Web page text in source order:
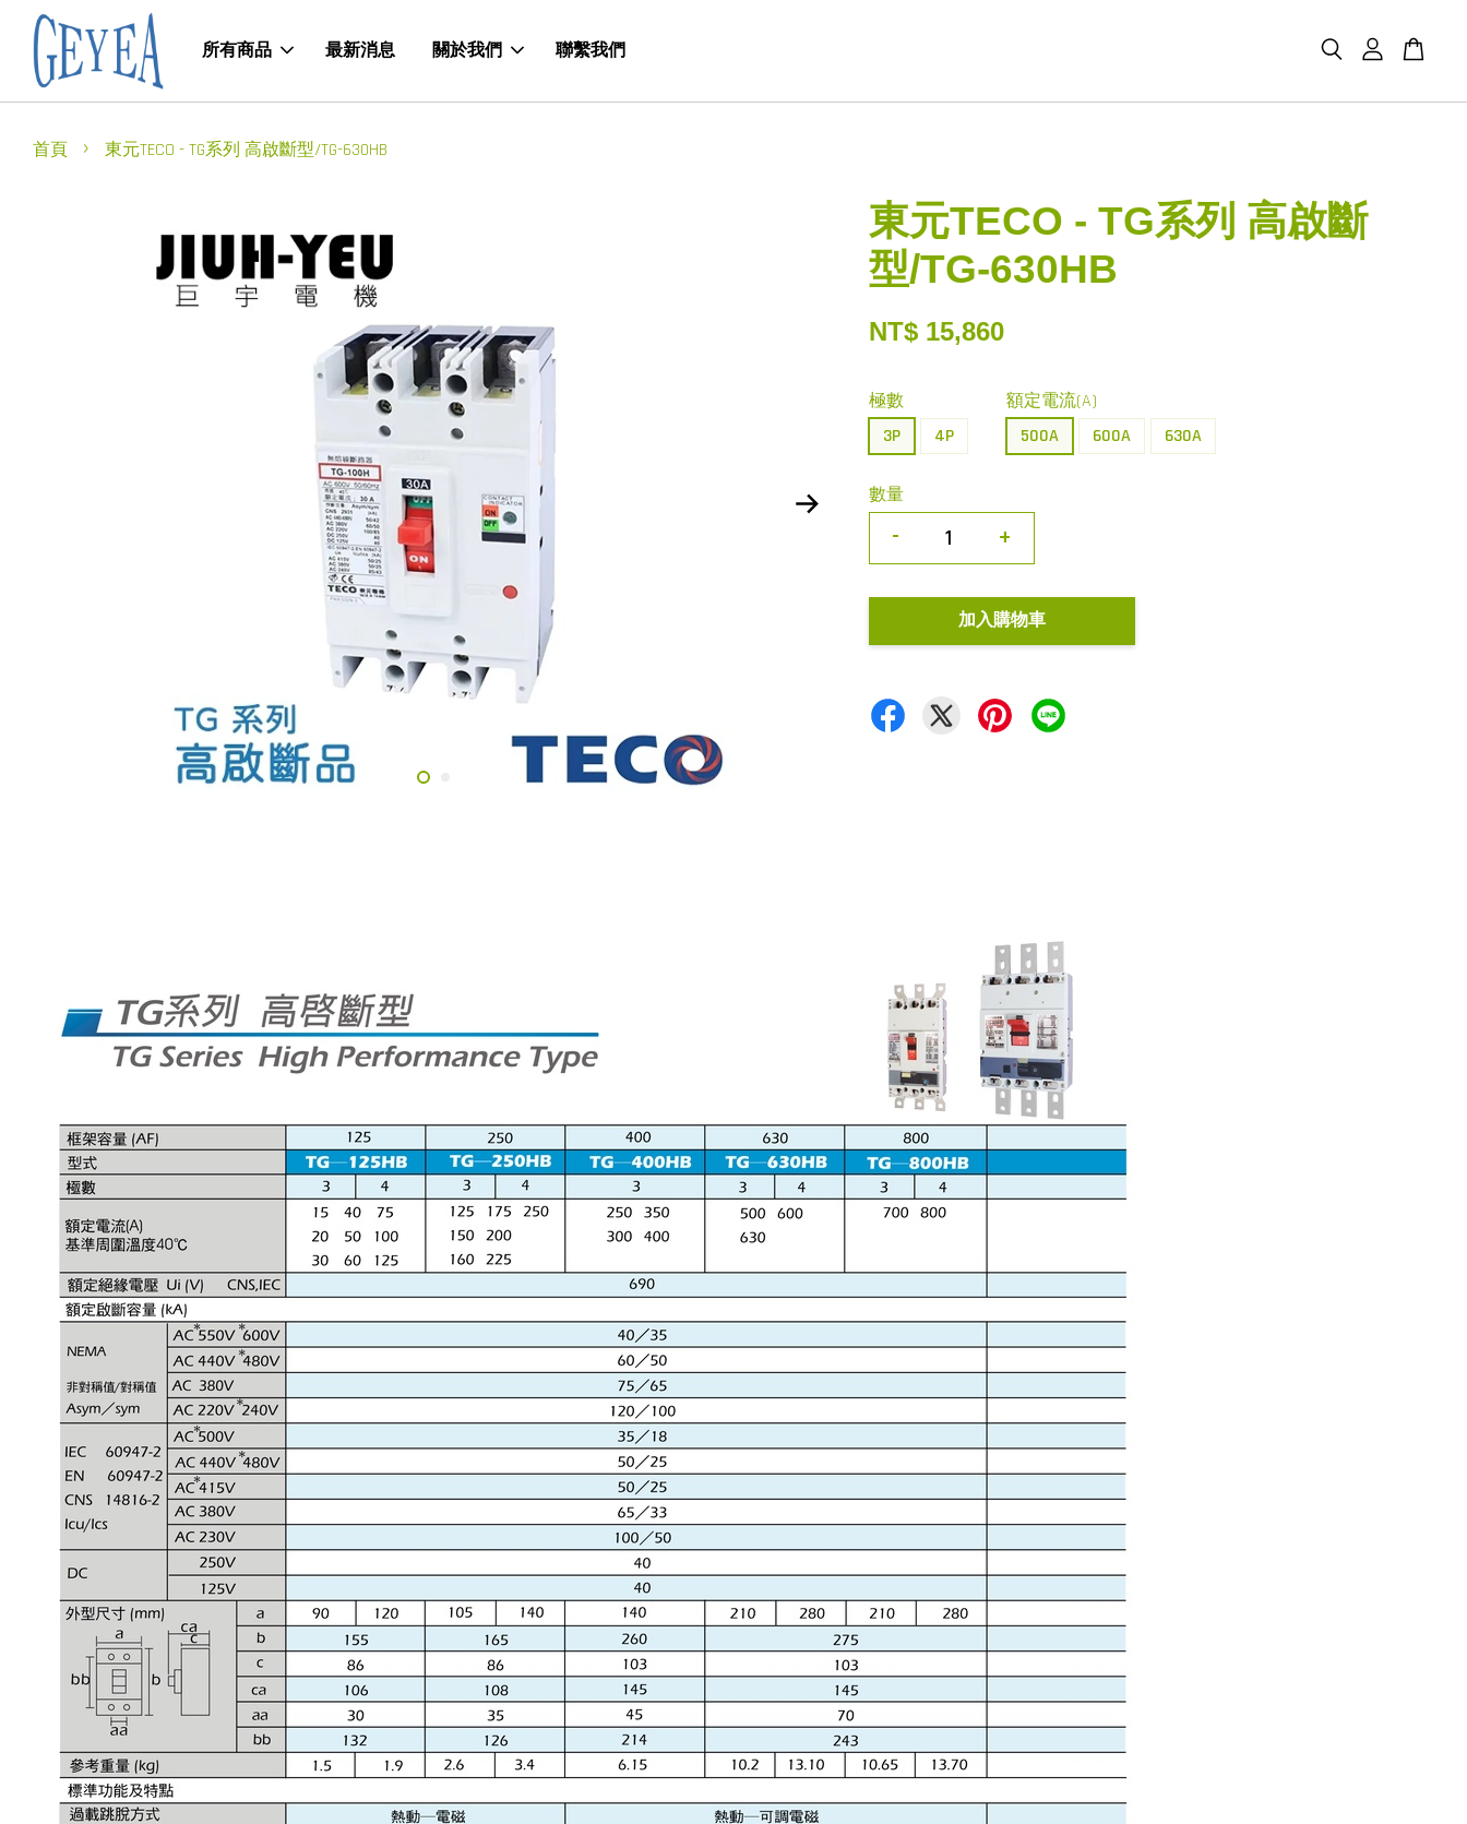
所有商品 最新消息 關於我們 聯繫我們
首頁 › 東元TECO - TG系列 高啟斷型/TG-630HB
東元TECO - TG系列 高啟斷
型/TG-630HB
NT$ 15,860
極數
3P
4P
額定電流(A)
500A
600A 630A
數量
- +
加入購物車